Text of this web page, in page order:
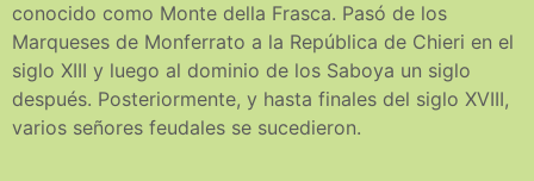
conocido como Monte della Frasca. Pasó de los
Marqueses de Monferrato a la República de Chieri en el
siglo XIII y luego al dominio de los Saboya un siglo
después. Posteriormente, y hasta finales del siglo XVIII,
varios señores feudales se sucedieron.